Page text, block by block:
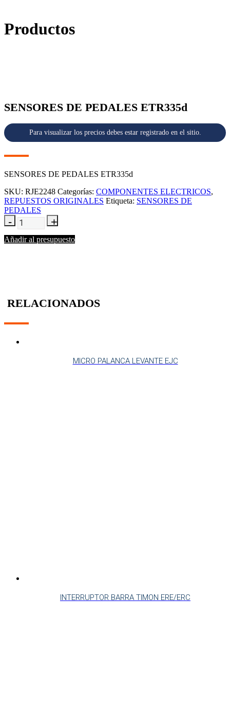
Productos
SENSORES DE PEDALES ETR335d
Para visualizar los precios debes estar registrado en el sitio.
SENSORES DE PEDALES ETR335d
SKU: RJE2248 Categorías: COMPONENTES ELECTRICOS,
REPUESTOS ORIGINALES Etiqueta: SENSORES DE
PEDALES
Añadir al presupuesto
RELACIONADOS
MICRO PALANCA LEVANTE EJC
INTERRUPTOR BARRA TIMON ERE/ERC